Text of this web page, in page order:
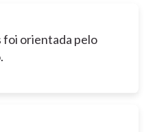
foi orientada pelo